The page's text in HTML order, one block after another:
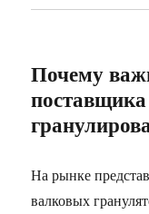
Почему
На рынке
валковых